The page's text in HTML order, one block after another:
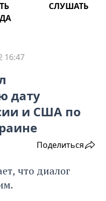
СЛУШАТЬ
16:47
дату
и США по
Поделиться
что диалог